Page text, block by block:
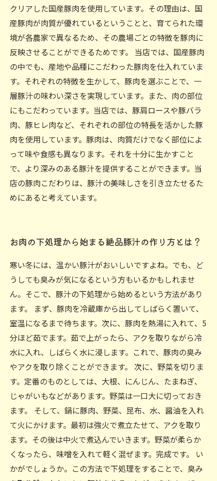
クリアした国産豚肉を使用しています。その理由は、国
産豚肉が肉質が優れているということと、育てられた環
境が各農家で異なるため、その農場ごとの特徴を豚肉に
反映させることができるためです。 当店では、国産豚肉
の中でも、産地や品種にこだわった豚肉を仕入れていま
す。それぞれの特徴を生かして、豚肉を選ぶことで、一
層豚汁の味わい深さを実現しています。また、肉の部位
にもこだわっています。当店では、豚肩ロースや豚バラ
肉、豚ヒレ肉など、それぞれの部位の特長を活かした豚
肉を使用しています。豚肉は、肉質だけでなく部位によ
って味や食感も異なります。それを十分に生かすこと
で、より深みのある豚汁を提供することができます。当
店の豚肉こだわりは、豚汁の美味しさを引き立たせるた
めにあると考えています。
お肉の下処理から始まる絶品豚汁の作り方とは？
寒い冬には、温かい豚汁がおいしいですよね。でも、ど
うしても臭みが気になるという方もいるかもしれませ
ん。そこで、豚汁の下処理から始めるという方法があり
ます。 まず、豚肉を冷蔵庫から出してしばらく置いて、
室温になるまで待ちます。次に、豚肉を熱湯に入れて、5
分ほど茹でます。茹で上がったら、アクを取りながら冷
水に入れ、しばらく水に浸します。これで、豚肉の臭み
やアクを取り除くことができます。 次に、野菜を切りま
す。定番のものとしては、大根、にんじん、たまねぎ、
じゃがいもなどがあります。野菜は一口大に切っておき
ます。 そして、鍋に豚肉、野菜、昆布、水、醤油を入れ
て火にかけます。最初は強火で煮立たせて、アクを取り
ます。その後は中火で煮込んでいきます。野菜が柔らか
くなったら、味噌を入れて軽く混ぜます。完成です。 い
かがでしょうか。この方法で下処理をすることで、臭み